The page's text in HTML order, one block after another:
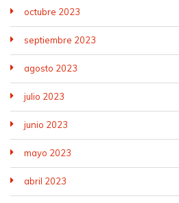
octubre 2023
septiembre 2023
agosto 2023
julio 2023
junio 2023
mayo 2023
abril 2023